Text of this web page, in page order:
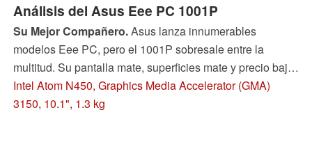
Análisis del Asus Eee PC 1001P
Su Mejor Compañero.Asus lanza innumerables
modelos Eee PC, pero el 1001P sobresale entre la
multitud. Su pantalla mate, superficies mate y precio bajo
de €249 es suficiente para hacer llorar a la competencia.
El netbook utiliza la última plataforma Pine Trail, y sólo se
Intel Atom N450, Graphics Media Accelerator (GMA)
3150, 10.1", 1.3 kg